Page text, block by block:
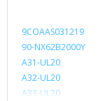
9COAAS031219
90-NX62B2000Y
A31-UL20
A32-UL20
A33-UL20